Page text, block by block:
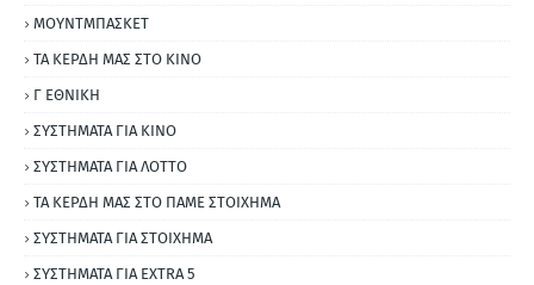
ΜΟΥΝΤΜΠΑΣΚΕΤ
ΤΑ ΚΕΡΔΗ ΜΑΣ ΣΤΟ ΚΙΝΟ
Γ ΕΘΝΙΚΗ
ΣΥΣΤΗΜΑΤΑ ΓΙΑ ΚΙΝΟ
ΣΥΣΤΗΜΑΤΑ ΓΙΑ ΛΟΤΤΟ
ΤΑ ΚΕΡΔΗ ΜΑΣ ΣΤΟ ΠΑΜΕ ΣΤΟΙΧΗΜΑ
ΣΥΣΤΗΜΑΤΑ ΓΙΑ ΣΤΟΙΧΗΜΑ
ΣΥΣΤΗΜΑΤΑ ΓΙΑ ΕΧΤRΑ 5